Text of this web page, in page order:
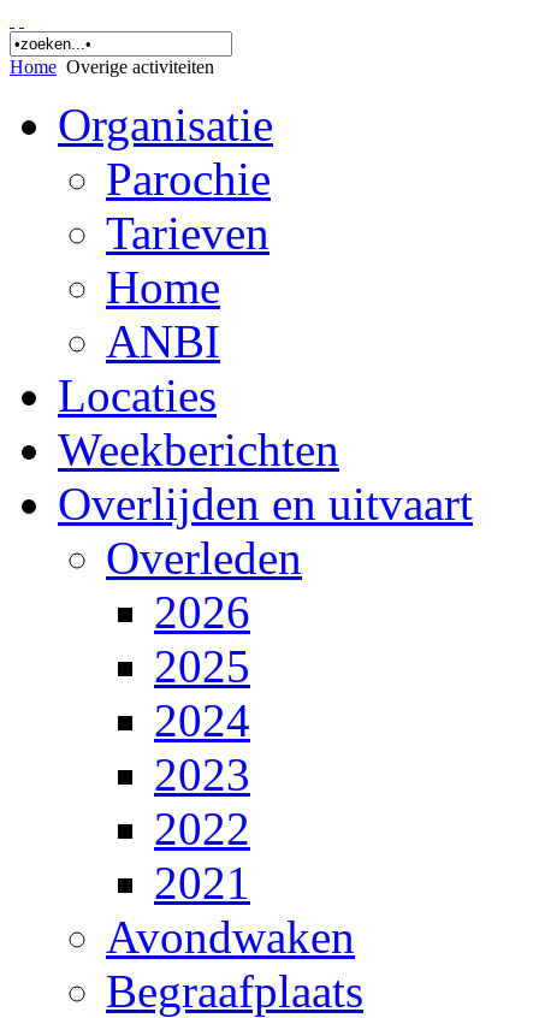
Home Overige activiteiten
Organisatie
Parochie
Tarieven
Home
ANBI
Locaties
Weekberichten
Overlijden en uitvaart
Overleden
2026
2025
2024
2023
2022
2021
Avondwaken
Begraafplaats